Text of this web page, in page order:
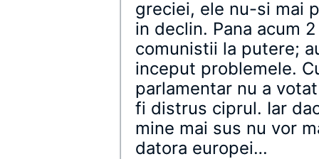
greciei, ele nu-si mai
in declin. Pana acum
comunistii la putere;
inceput problemele.
parlamentar nu a
fi distrus ciprul. Iar
mine mai sus nu vor
datora europei…